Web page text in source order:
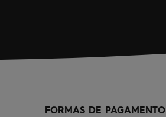
FORMAS DE PAGAMENTO